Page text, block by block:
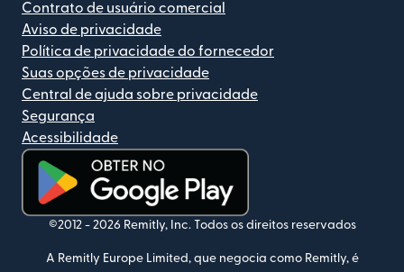
Contrato de usuário comercial
Aviso de privacidade
Política de privacidade do fornecedor
Suas opções de privacidade
Central de ajuda sobre privacidade
Segurança
Acessibilidade
(abre em uma nova janela)
©2012 - 2026 Remitly, Inc. Todos os direitos reservados
A Remitly Europe Limited, que negocia como Remitly, é